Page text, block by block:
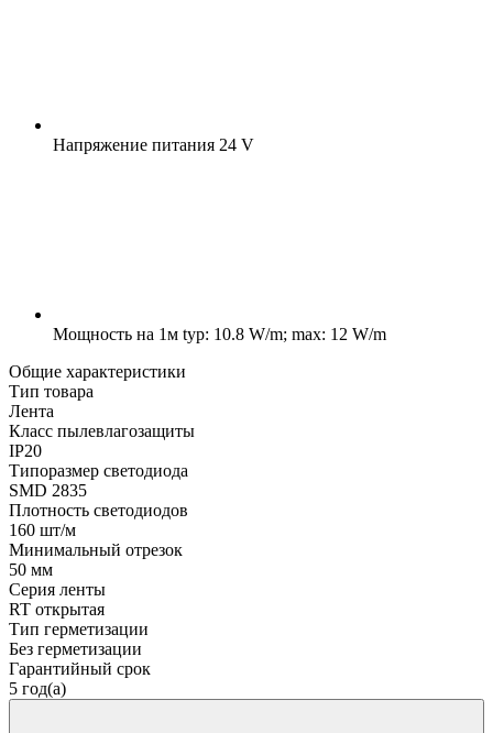
Напряжение питания 24 V
Мощность на 1м typ: 10.8 W/m; max: 12 W/m
Общие характеристики
Тип товара
Лента
Класс пылевлагозащиты
IP20
Типоразмер светодиода
SMD 2835
Плотность светодиодов
160 шт/м
Минимальный отрезок
50 мм
Серия ленты
RT открытая
Тип герметизации
Без герметизации
Гарантийный срок
5 год(а)